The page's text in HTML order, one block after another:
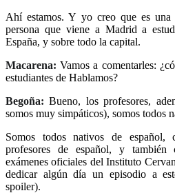
Ahí estamos. Y yo creo que es una
persona que viene a Madrid a
España, y sobre todo la capital.
Macarena: Vamos a comentarles:
estudiantes de Hablamos?
Begoña: Bueno, los profesores,
somos muy simpáticos), somos todos
Somos todos nativos de español,
profesores de español, y también
exámenes oficiales del Instituto
dedicar algún día un episodio a
spoiler).